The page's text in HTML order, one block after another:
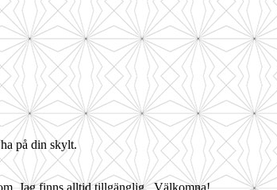
på din skylt.
Jag finns alltid tillgänglig. Välkomna!